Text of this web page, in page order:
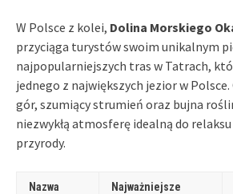
W Polsce z kolei, Dolina Morskiego
przyciąga turystów swoim unikalnym
najpopularniejszych tras w Tatrach,
jednego z największych jezior w
gór, szumiący strumień oraz bujna
niezwykłą atmosferę idealną do
przyrody.
Nazwa
Najważniejsze